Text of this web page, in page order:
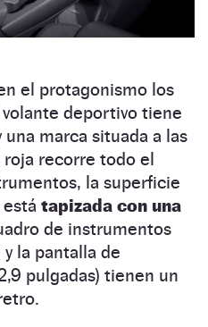
el protagonismo los
deportivo tiene
marca situada a las
recorre todo el
la superficie
tapizada con una
de instrumentos
la pantalla de
pulgadas) tienen un